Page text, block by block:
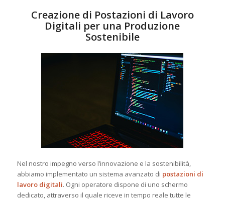
Creazione di Postazioni di Lavoro
Digitali per una Produzione
Sostenibile
Nel nostro impegno verso l’innovazione e la sostenibilità,
abbiamo implementato un sistema avanzato di postazioni di
lavoro digitali. Ogni operatore dispone di uno schermo
dedicato, attraverso il quale riceve in tempo reale tutte le